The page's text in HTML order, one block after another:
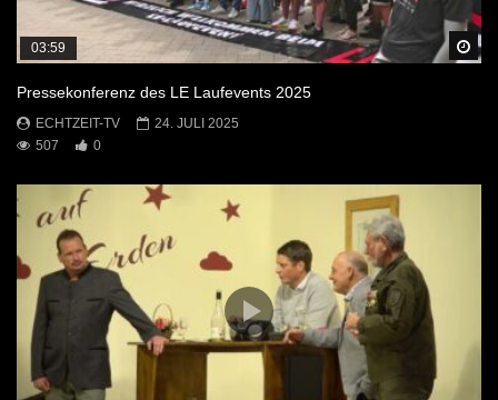
03:59
Pressekonferenz des LE Laufevents 2025
ECHTZEIT-TV
24. JULI 2025
507
0